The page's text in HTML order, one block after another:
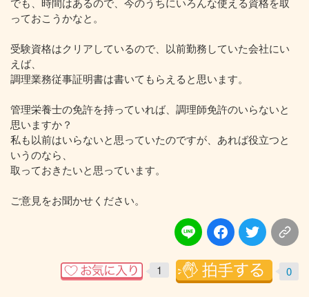
っておこうかなと。
受験資格はクリアしているので、以前勤務していた会社にい
えば、
調理業務従事証明書は書いてもらえると思います。
管理栄養士の免許を持っていれば、調理師免許のいらないと
思いますか？
私も以前はいらないと思っていたのですが、あれば役立つと
いうのなら、
取っておきたいと思っています。
ご意見をお聞かせください。
1 0